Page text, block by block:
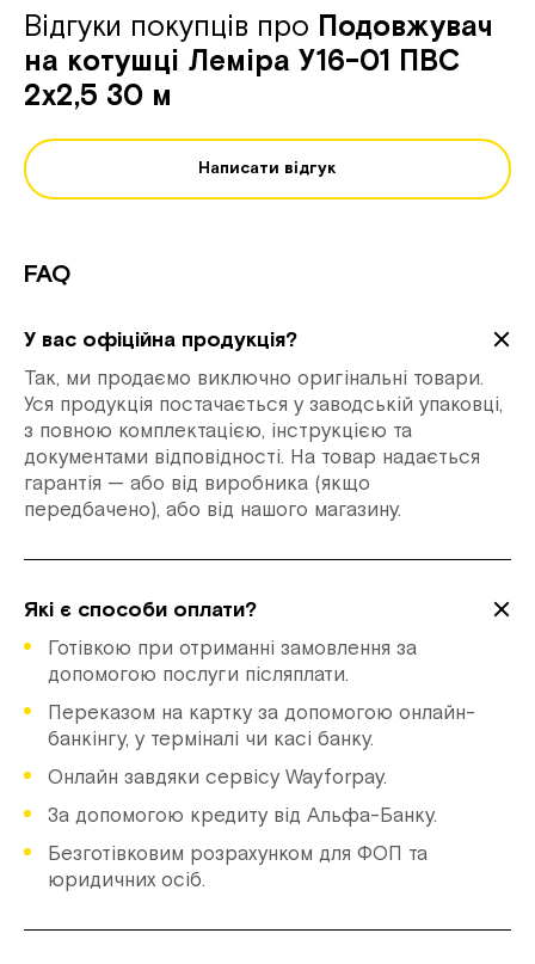
Відгуки покупців про Подовжувач
на котушці Леміра У16-01 ПВС
2х2,5 30 м
Написати відгук
FAQ
У вас офіційна продукція?
Так, ми продаємо виключно оригінальні товари.
Уся продукція постачається у заводській упаковці,
з повною комплектацією, інструкцією та
документами відповідності. На товар надається
гарантія — або від виробника (якщо
передбачено), або від нашого магазину.
Які є способи оплати?
Готівкою при отриманні замовлення за
допомогою послуги післяплати.
Переказом на картку за допомогою онлайн-
банкінгу, у терміналі чи касі банку.
Онлайн завдяки сервісу Wayforpay.
За допомогою кредиту від Альфа-Банку.
Безготівковим розрахунком для ФОП та
юридичних осіб.